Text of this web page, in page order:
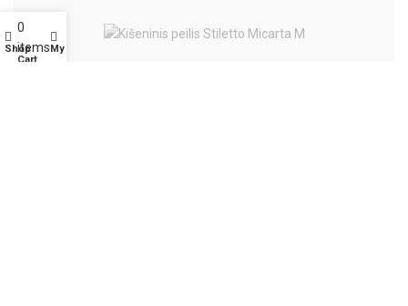
Shop
0
items
Cart
My account